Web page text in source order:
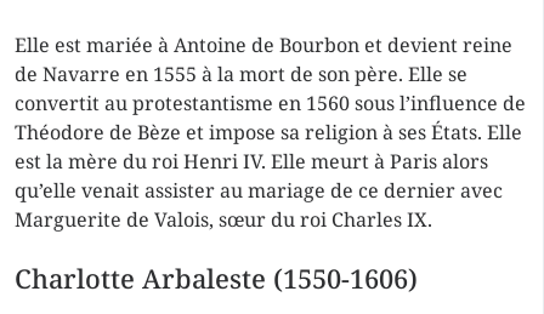
Elle est mariée à Antoine de Bourbon et devient reine
de Navarre en 1555 à la mort de son père. Elle se
convertit au protestantisme en 1560 sous l’influence de
Théodore de Bèze et impose sa religion à ses États. Elle
est la mère du roi Henri IV. Elle meurt à Paris alors
qu’elle venait assister au mariage de ce dernier avec
Marguerite de Valois, sœur du roi Charles IX.
Charlotte Arbaleste (1550-1606)